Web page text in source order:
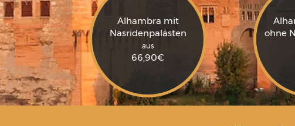
Alhambra mit
Nasridenpalästen
aus
66,90€
ohne